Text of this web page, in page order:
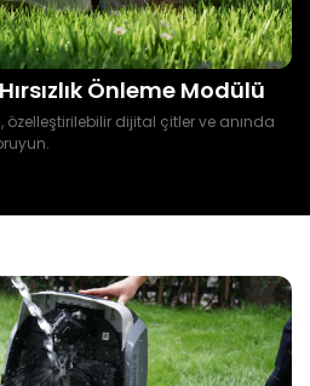
Önleme Modülü
özelleştirilebilir dijital çitler ve anında